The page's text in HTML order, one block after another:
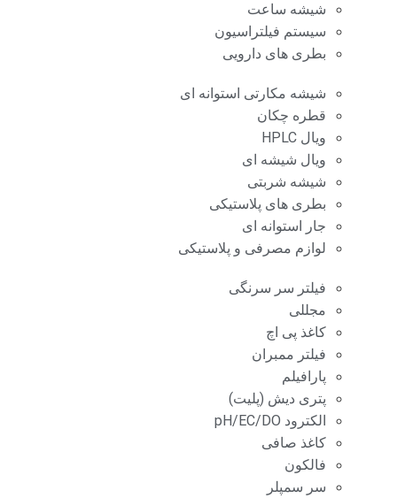
شیشه ساعت
سیستم فیلتراسیون
بطری های دارویی
شیشه مکارتی استوانه ای
قطره چکان
ویال HPLC
ویال شیشه ای
شیشه شربتی
بطری های پلاستیکی
جار استوانه ای
لوازم مصرفی و پلاستیکی
فیلتر سر سرنگی
مجللی
کاغذ پی اچ
فیلتر ممبران
پارافیلم
پتری دیش (پلیت)
الکترود pH/EC/DO
کاغذ صافی
فالکون
سر سمپلر